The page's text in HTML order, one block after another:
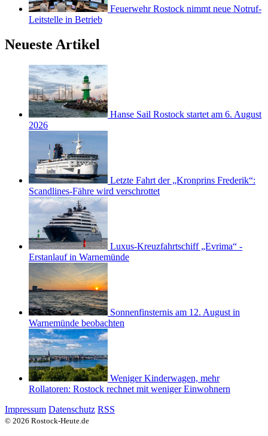
Feuerwehr Rostock nimmt neue Notruf-
Leitstelle in Betrieb
Neueste Artikel
Hanse Sail Rostock startet am 6. August
2026
Letzte Fahrt der „Kronprins Frederik“:
Scandlines-Fähre wird verschrottet
Luxus-Kreuzfahrtschiff „Evrima“ -
Erstanlauf in Warnemünde
Sonnenfinsternis am 12. August in
Warnemünde beobachten
Weniger Kinderwagen, mehr
Rollatoren: Rostock rechnet mit weniger Einwohnern
Impressum Datenschutz RSS
© 2026 Rostock-Heute.de